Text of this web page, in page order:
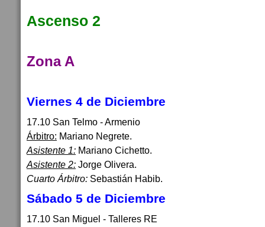
Ascenso 2
Zona A
Viernes 4 de Diciembre
17.10 San Telmo - Armenio
Árbitro: Mariano Negrete.
Asistente 1: Mariano Cichetto.
Asistente 2: Jorge Olivera.
Cuarto Árbitro: Sebastián Habib.
Sábado 5 de Diciembre
17.10 San Miguel - Talleres RE